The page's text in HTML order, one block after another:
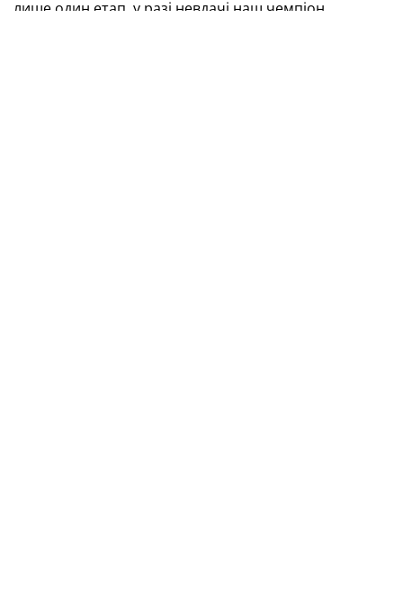
лише один етап, у разі невдачі наш чемпіон